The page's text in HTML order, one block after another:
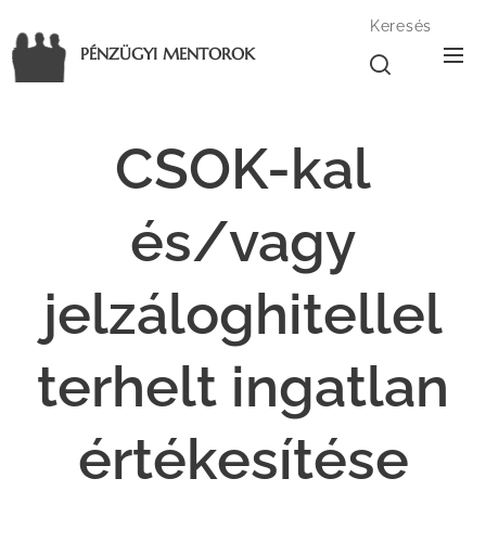
PÉNZÜGYI MENTOROK
Keresés
CSOK-kal
és/vagy
jelzáloghitellel
terhelt ingatlan
értékesítése